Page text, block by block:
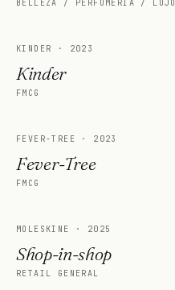
BELLEZA / PERFUMERÍA / LUJO
KINDER · 2023
Kinder
FMCG
FEVER-TREE · 2023
Fever-Tree
FMCG
MOLESKINE · 2025
Shop-in-shop
RETAIL GENERAL